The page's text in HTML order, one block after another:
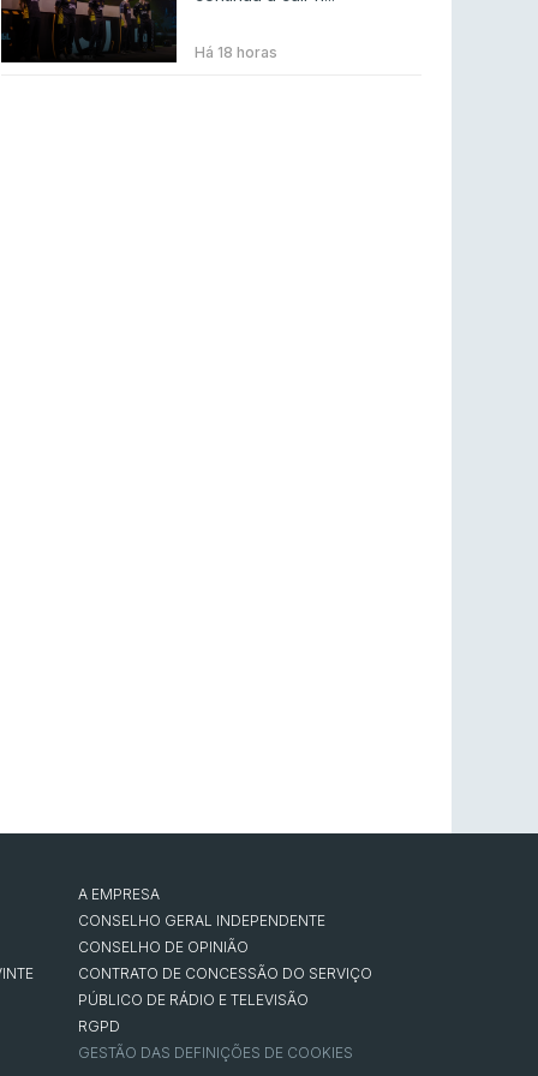
BLAST Bounty S2 na RTP Arena: Regressa o
melhor Counter-Strike
Há 18 horas
A EMPRESA
CONSELHO GERAL INDEPENDENTE
CONSELHO DE OPINIÃO
CONTRATO DE CONCESSÃO DO SERVIÇO
PÚBLICO DE RÁDIO E TELEVISÃO
RGPD
GESTÃO DAS DEFINIÇÕES DE COOKIES